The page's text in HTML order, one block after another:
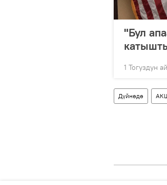
"Бул
1 Тогуздун
Дүйнөдө